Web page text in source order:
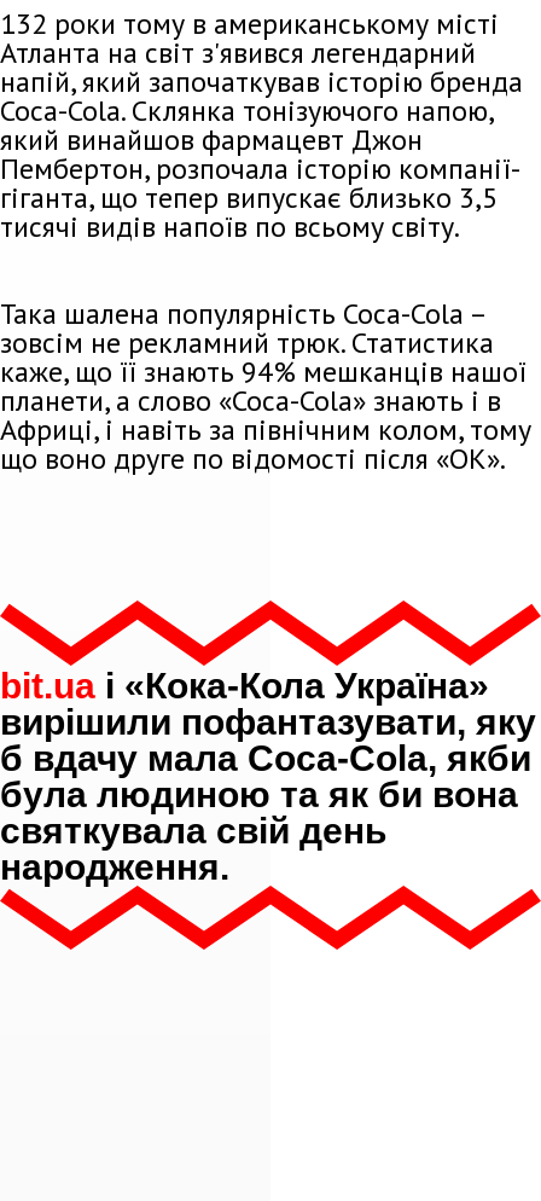
132 роки тому в американському місті
Атланта на світ з'явився легендарний
напій, який започаткував історію бренда
Соса-Соla. Склянка тонізуючого напою,
який винайшов фармацевт Джон
Пембертон, розпочала історію компанії-
гіганта, що тепер випускає близько 3,5
тисячі видів напоїв по всьому світу.
Така шалена популярність Соса-Соla –
зовсім не рекламний трюк. Статистика
каже, що її знають 94% мешканців нашої
планети, а слово «Соса-Соla» знають і в
Африці, і навіть за північним колом, тому
що воно друге по відомості після «ОК».
bit.ua і «Кока-Кола Україна»
вирішили пофантазувати, яку
б вдачу мала Соса-Соla, якби
була людиною та як би вона
святкувала свій день
народження.